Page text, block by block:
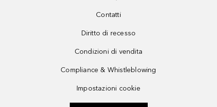
Contatti
Diritto di recesso
Condizioni di vendita
Compliance & Whistleblowing
Impostazioni cookie